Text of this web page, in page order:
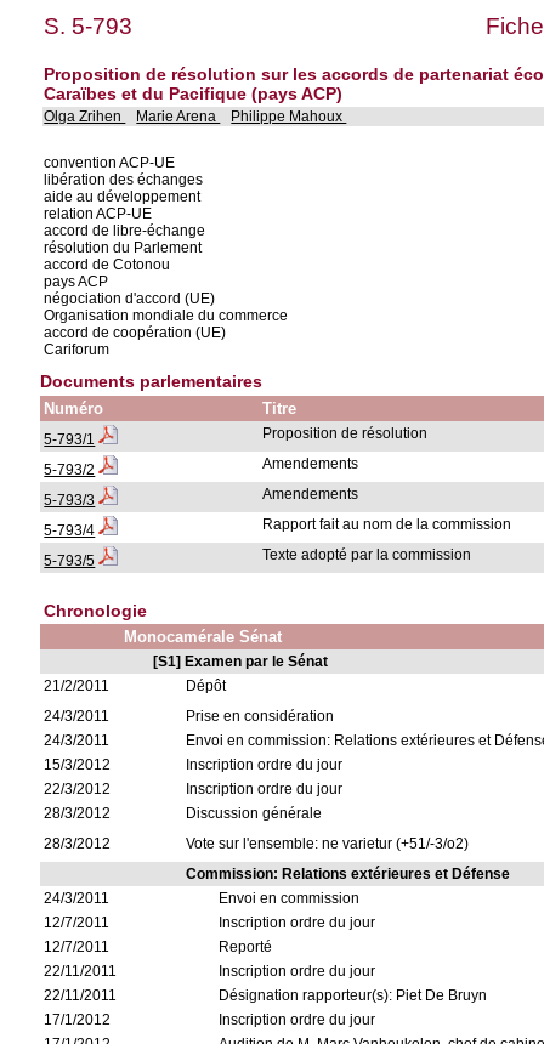
S. 5-793
Proposition de résolution sur les accords de partenariat
Caraïbes et du Pacifique (pays ACP)
Olga Zrihen Marie Arena Philippe Mahoux
convention ACP-UE
libération des échanges
aide au développement
relation ACP-UE
accord de libre-échange
résolution du Parlement
accord de Cotonou
pays ACP
négociation d'accord (UE)
Organisation mondiale du commerce
accord de coopération (UE)
Cariforum
Documents parlementaires
Numéro Titre
5-793/1 Proposition de résolution
5-793/2 Amendements
5-793/3 Amendements
5-793/4 Rapport fait au nom de la commission
5-793/5 Texte adopté par la commission
Chronologie
Monocamérale Sénat
[S1] Examen par le Sénat
21/2/2011
Dépôt
24/3/2011
Prise en considération
24/3/2011
Envoi en commission: Relations extérieures et
15/3/2012
Inscription ordre du jour
22/3/2012
Inscription ordre du jour
28/3/2012
Discussion générale
28/3/2012
Vote sur l'ensemble: ne varietur (+51/-3/o2)
Commission: Relations extérieures et Défense
24/3/2011
Envoi en commission
12/7/2011
Inscription ordre du jour
12/7/2011
Reporté
22/11/2011
Inscription ordre du jour
22/11/2011
Désignation rapporteur(s): Piet De Bruyn
17/1/2012
Inscription ordre du jour